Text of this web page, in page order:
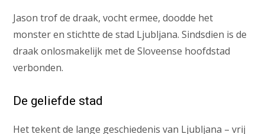
Jason trof de draak, vocht ermee, doodde het
monster en stichtte de stad Ljubljana. Sindsdien is de
draak onlosmakelijk met de Sloveense hoofdstad
verbonden.
De geliefde stad
Het tekent de lange geschiedenis van Ljubljana – vrij